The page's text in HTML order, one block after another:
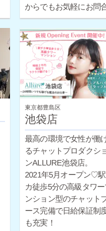
からでもお気軽にお問
せください。
ほとんどの女性が未経
からのスタートですが
給保証制度も完備して
すので未経験の方でも
心ですよ♪経験豊富なス
ッフによるサポートや
性スタッフによる面談
可能です！
東京都豊島区
池袋店
最高の環境で女性が働
るチャットプロダクシ
ンALLURE池袋店。
2021年5月オープン♡
カ徒歩5分の高級タワ
ンション型のチャット
ース完備で日給保証制
も充実！